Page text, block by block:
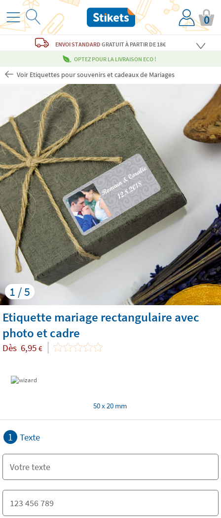
0
ENVOI STANDARDGRATUITÀ PARTIR DE 18€
OPTEZ POUR LA LIVRAISON ECO !
Voir Etiquettes pour souvenirs et cadeaux de Mariages
1 / 5
Etiquette mariage rectangulaire avec
photo et cadre
Dès 6,95 €
50 x 20 mm
1 Texte